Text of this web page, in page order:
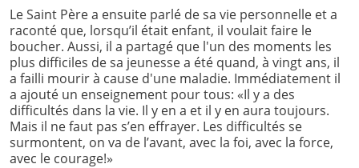
Le Saint Père a ensuite parlé de sa vie personnelle et a
raconté que, lorsqu’il était enfant, il voulait faire le
boucher. Aussi, il a partagé que l'un des moments les
plus difficiles de sa jeunesse a été quand, à vingt ans, il
a failli mourir à cause d'une maladie. Immédiatement il
a ajouté un enseignement pour tous: «Il y a des
difficultés dans la vie. Il y en a et il y en aura toujours.
Mais il ne faut pas s’en effrayer. Les difficultés se
surmontent, on va de l’avant, avec la foi, avec la force,
avec le courage!»